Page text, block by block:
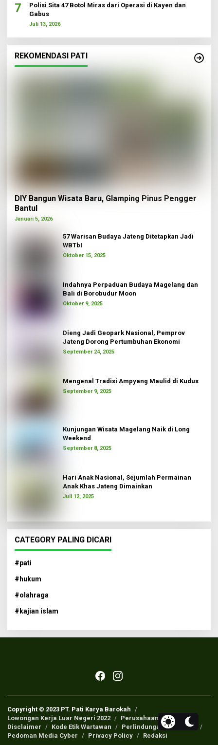
7
Polisi Sita 47 Botol Miras dari Operasi di Kayen dan
Gabus
Juli 13, 2026
REKOMENDASI PATI
DIY Bangun Wisata Baru, Glamping Pinus Pengger
Bantul
Januari 5, 2026
57 Warisan Budaya Jateng Ditetapkan Jadi
WBTbI
Oktober 15, 2025
Indahnya Perpaduan Budaya Magelang dan
Bali di Borobudur Moon
Oktober 9, 2025
Dieng Jadi Geopark Nasional, Pemprov
Jateng Dorong Pertumbuhan Ekonomi
September 24, 2025
Mengenal Tradisi Ampyang Maulid di Kudus
September 9, 2025
Kunjungan Wisata Magelang Naik di Long
Weekend
September 8, 2025
Hari Anak Nasional, Sejumlah Permainan
Anak Khas Jateng Dimainkan
Juli 12, 2025
CATEGORY PALING DICARI
#pati
#hukum
#olahraga
#kajian islam
Copyright © 2023 PT. Pati Karya Barokah
Lowongan Kerja Luar Negeri 2022
Perusahaan Pers
Disclaimer
Kode Etik Wartawan
Perlindungan Wartawan
Pedoman Media Cyber
Privacy Policy Redaksi